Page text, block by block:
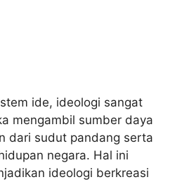
ide, ideologi sangat
mengambil sumber daya
dari sudut pandang serta
negara. Hal ini
ideologi berkreasi